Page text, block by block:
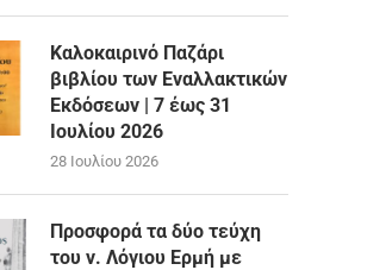
Καλοκαιρινό Παζάρι
βιβλίου των Εναλλακτικών
Εκδόσεων | 7 έως 31
Ιουλίου 2026
28 Ιουλίου 2026
Προσφορά τα δύο τεύχη
του ν. Λόγιου Ερμή με